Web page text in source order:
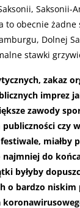
Saksonii-
to obecnie żadne
Dolnej
stawki
zakaz
imprez
zawody
publiczności czy
miałby
do
byłyby
o bardzo niskim